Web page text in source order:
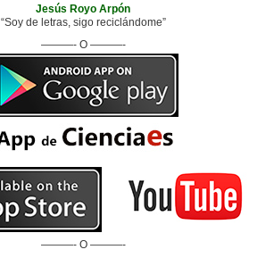
Jesús Royo Arpón
“Soy de letras, sigo reciclándome”
———- O ———-
———- O ———-